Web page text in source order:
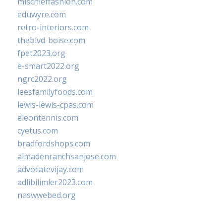
eduwyre.com
retro-interiors.com
theblvd-boise.com
fpet2023.org
e-smart2022.org
ngrc2022.org
leesfamilyfoods.com
lewis-lewis-cpas.com
eleontennis.com
cyetus.com
bradfordshops.com
almadenranchsanjose.com
advocatevijay.com
adlibilimler2023.com
naswwebed.org